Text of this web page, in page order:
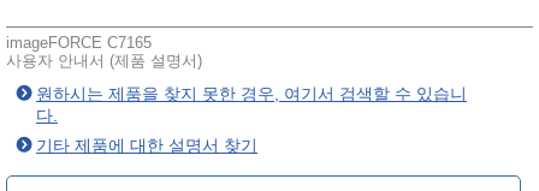
imageFORCE C7165
사용자 안내서 (제품 설명서)
원하시는 제품을 찾지 못한 경우, 여기서 검색할 수 있습니
다.
기타 제품에 대한 설명서 찾기